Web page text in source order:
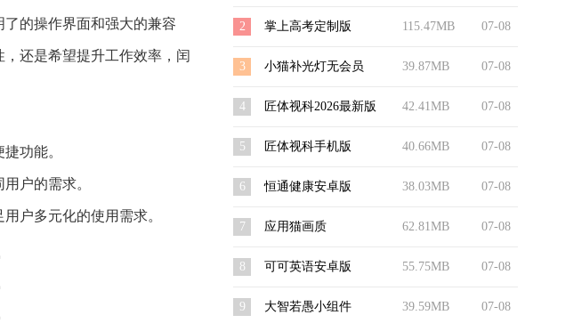
的操作界面和强大的兼容
，还是希望提升工作效率，闰
功能。
户的需求。
户多元化的使用需求。
07-08
115.47MB
2 掌上高考定制版
07-08
39.87MB
3 小猫补光灯无会员
07-08
42.41MB
4 匠体视科2026最新版
07-08
40.66MB
5 匠体视科手机版
07-08
38.03MB
6 恒通健康安卓版
07-08
62.81MB
7 应用猫画质
07-08
55.75MB
8 可可英语安卓版
07-08
39.59MB
9 大智若愚小组件